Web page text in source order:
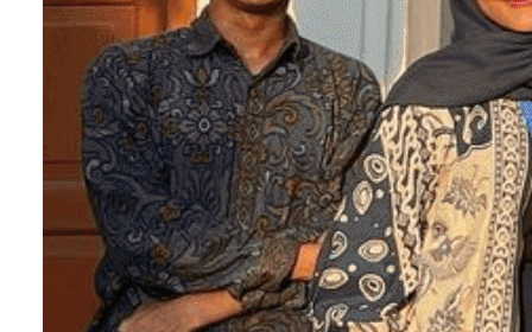
Yudisium merupakan proses penetapan nilai
sekaligus penentuan kelulusan mahasiswa yang
telah menempuh studi dan melaksanakan sidang
skripsi. Mahasiswa yang mengikuti proses
akan berubah statusnya menjadi
wisudawan/wisudawati.
Nah, itu tadi beberapa istilah baru yang mungkin